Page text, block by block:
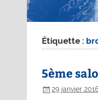
Étiquette :
5ème
29 janvier